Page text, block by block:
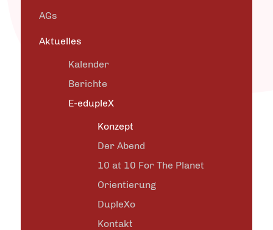
AGs
Aktuelles
Kalender
Berichte
E-edupleX
Konzept
Der Abend
10 at 10 For The Planet
Orientierung
DupleXo
Kontakt